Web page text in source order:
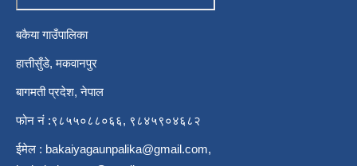
बकैया गाउँपालिका
हात्तीसुँडे, मकवानपुर
बागमती प्रदेश, नेपाल
फोन नं :९८५५०८८०६६, ९८४५९०४६८२
ईमेल : bakaiyagaunpalika@gmail.com,